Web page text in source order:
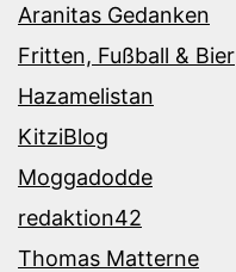
Aranitas Gedanken
Fritten, Fußball & Bier
Hazamelistan
KitziBlog
Moggadodde
redaktion42
Thomas Matterne